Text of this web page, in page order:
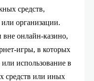
средств,
организации.
онлайн-казино,
игры, в которых
или использование в
средств или иных